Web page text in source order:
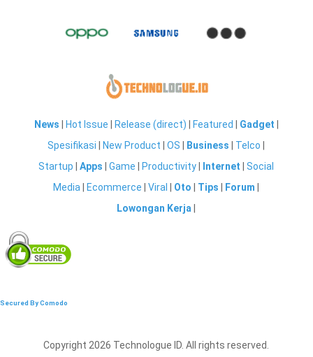
News Hot Issue Release (direct) Featured Gadget
Spesifikasi
New Product |OS Business Telco
Startup |Apps |Game Productivity Internet |Social
Media
Ecommerce |Viral Oto Tips Forum
Lowongan Kerja
Secured By Comodo
Copyright 2026 Technologue ID. All rights reserved.